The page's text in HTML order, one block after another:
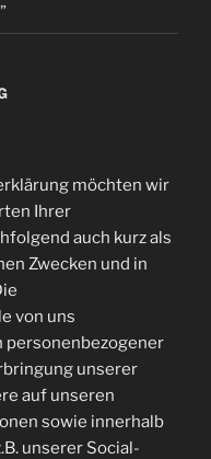
möchten wir
Ihrer
auch kurz als
Zwecken und in
von uns
unserer
auf unseren
sowie innerhalb
unserer Social-